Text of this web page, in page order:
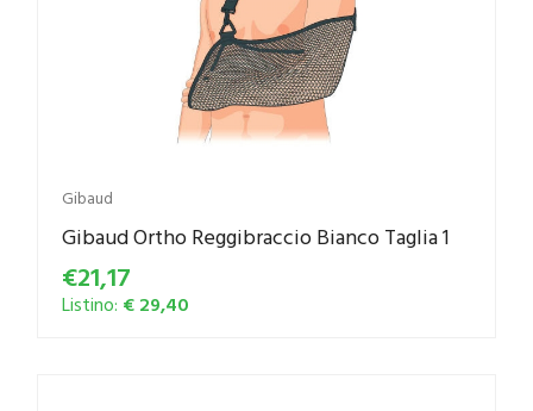
Gibaud
Gibaud Ortho Reggibraccio Bianco Taglia 1
€21,17
Listino: € 29,40